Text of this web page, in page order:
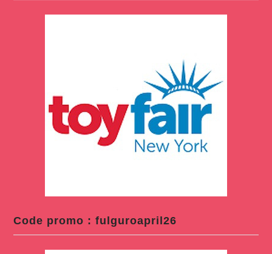
Code promo : fulguroapril26